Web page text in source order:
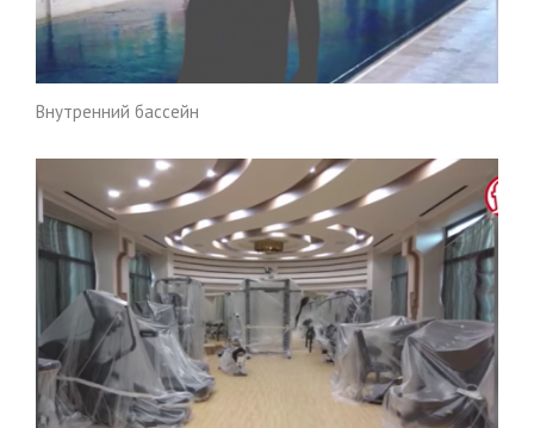
Внутренний бассейн